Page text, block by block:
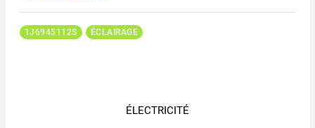
1J6945112S ÉCLAIRAGE
ÉLECTRICITÉ